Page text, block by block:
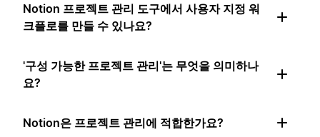
Notion 프로젝트 관리 도구에서 사용자 지정 워
크플로를 만들 수 있나요?
'구성 가능한 프로젝트 관리'는 무엇을 의미하나
요?
Notion은 프로젝트 관리에 적합한가요?